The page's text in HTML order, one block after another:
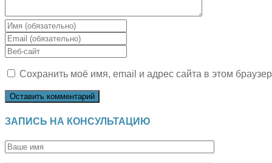
Введите
свое
имя
или
имя
чтобы
Введите
свой
адрес,
прокомментировать
Введите
вашего
сайта
Сохранить моё имя, email и адрес сайта в этом
ЗАПИСЬ НА КОНСУЛЬТАЦИЮ